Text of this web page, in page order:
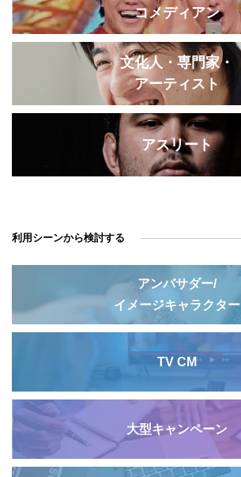
コメディアン
文化人・専門家・
アーティスト
アスリート
利用シーンから検討する
アンバサダー/
イメージキャラクター
TV CM
大型キャンペーン